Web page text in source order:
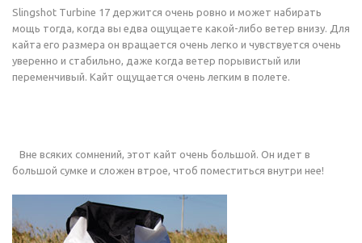
Slingshot Turbine 17 держится очень ровно и может набирать
мощь тогда, когда вы едва ощущаете какой-либо ветер внизу. Для
кайта его размера он вращается очень легко и чувствуется очень
уверенно и стабильно, даже когда ветер порывистый или
переменчивый. Кайт ощущается очень легким в полете.
Вне всяких сомнений, этот кайт очень большой. Он идет в
большой сумке и сложен втрое, чтоб поместиться внутри нее!